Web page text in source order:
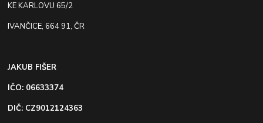
KE KARLOVU 65/2
IVANČICE, 664 91, ČR
JAKUB FIŠER
IČO: 06633374
DIČ: CZ9012124363